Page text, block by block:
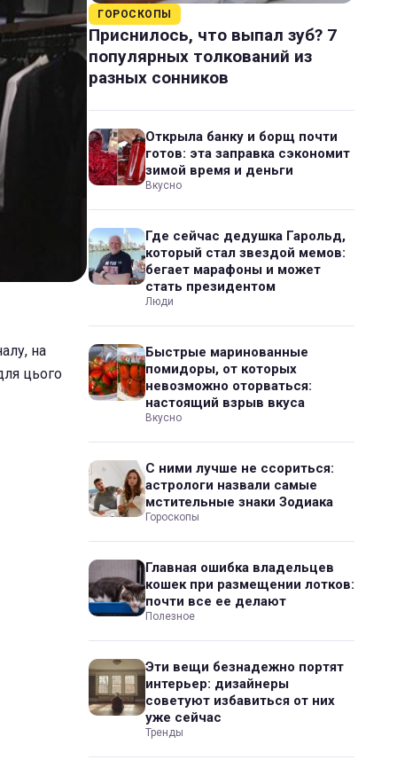
на
цього
ГОРОСКОПЫ
Приснилось, что выпал зуб? 7
популярных толкований из
разных сонников
Открыла банку и борщ почти
готов: эта заправка сэкономит
зимой время и деньги
Вкусно
Где сейчас дедушка Гарольд,
который стал звездой мемов:
бегает марафоны и может
стать президентом
Люди
Быстрые маринованные
помидоры, от которых
невозможно оторваться:
настоящий взрыв вкуса
Вкусно
С ними лучше не ссориться:
астрологи назвали самые
мстительные знаки Зодиака
Гороскопы
Главная ошибка владельцев
кошек при размещении лотков:
почти все ее делают
Полезное
Эти вещи безнадежно портят
интерьер: дизайнеры
советуют избавиться от них
уже сейчас
Тренды